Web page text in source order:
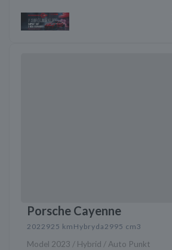
Porsche Cayenne
2022 925 km Hybryda2995 cm3
Model 2023 / Hybrid / Auto Punkt